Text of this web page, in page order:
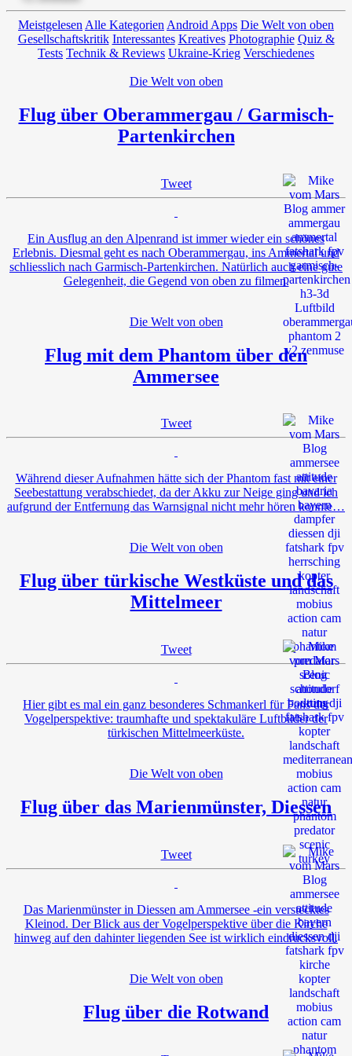
Meistgelesen Alle Kategorien Android Apps Die Welt von oben
Gesellschaftskritik Interessantes Kreatives Photographie Quiz &
Tests Technik & Reviews Ukraine-Krieg Verschiedenes
Die Welt von oben
Flug über Oberammergau / Garmisch-
Partenkirchen
Tweet
Ein Ausflug an den Alpenrand ist immer wieder ein schönes
Erlebnis. Diesmal geht es nach Oberammergau, ins Ammertal und
schliesslich nach Garmisch-Partenkirchen. Natürlich auch eine gute
Gelegenheit, die Gegend von oben zu filmen.
Die Welt von oben
Flug mit dem Phantom über den
Ammersee
Tweet
Während dieser Aufnahmen hätte sich der Phantom fast mit einer
Seebestattung verabschiedet, da der Akku zur Neige ging und ich
aufgrund der Entfernung das Warnsignal nicht mehr hören konnte…
Die Welt von oben
Flug über türkische Westküste und das
Mittelmeer
Tweet
Hier gibt es mal ein ganz besonderes Schmankerl für Fans der
Vogelperspektive: traumhafte und spektakuläre Luftbilder der
türkischen Mittelmeerküste.
Die Welt von oben
Flug über das Marienmünster, Diessen
Tweet
Das Marienmünster in Diessen am Ammersee -ein verstecktes
Kleinod. Der Blick aus der Vogelperspektive über die Kirche
hinweg auf den dahinter liegenden See ist wirklich eindrucksvoll.
Die Welt von oben
Flug über die Rotwand